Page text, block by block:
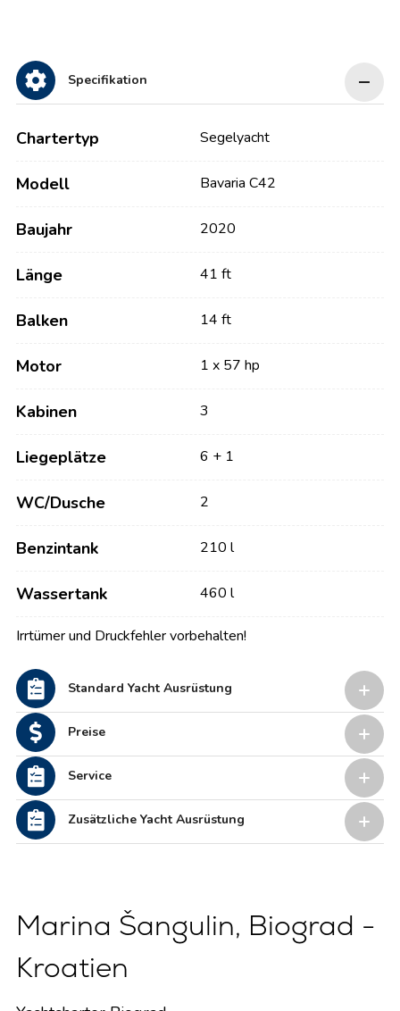
Specifikation
Chartertyp Segelyacht
Modell Bavaria C42
Baujahr 2020
Länge 41 ft
Balken 14 ft
Motor 1 x 57 hp
Kabinen 3
Liegeplätze 6 + 1
WC/Dusche 2
Benzintank 210 l
Wassertank 460 l
Irrtümer und Druckfehler vorbehalten!
Standard Yacht Ausrüstung
Preise
Service
Zusätzliche Yacht Ausrüstung
Marina Šangulin, Biograd -
Kroatien